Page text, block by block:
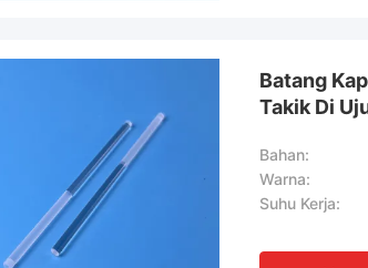
Batang
Takik Di
Bahan:
Warna:
Suhu Kerja: